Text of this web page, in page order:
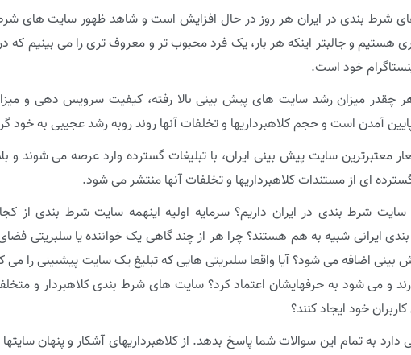
شرط بندی در ایران هر روز در حال افزایش است و شاهد ظهور سایت های شرط
هستیم و جالبتر اینکه هر بار، یک فرد محبوب تر و معروف تری را می بینیم
خود است.
هر چقدر میزان رشد سایت های پیش بینی بالا رفته، کیفیت سرویس دهی و
آمدن است و حجم کلاهبرداریها و تخلفات آنها روند روبه رشد عجیبی به خود
معتبرترین سایت پیش بینی ایران، با تبلیغات گسترده وارد عرصه می شوند و
ای از مستندات کلاهبرداریها و تخلفات آنها منتشر می شود.
سایت شرط بندی در ایران داریم؟ سرمایه اولیه اینهمه سایت شرط بندی از
ایرانی شبیه به هم هستند؟ چرا هر از چند گاهی یک خواننده یا سلبریتی
اضافه می شود؟ آیا واقعا سلبریتی هایی که تبلیغ یک سایت پیشبینی را می
و می شود به حرفهایشان اعتماد کرد؟ سایت های شرط بندی کلاهبردار و
خود ایجاد کنند؟
به تمام این سوالات شما پاسخ بدهد. از کلاهبرداریهای آشکار و پنهان